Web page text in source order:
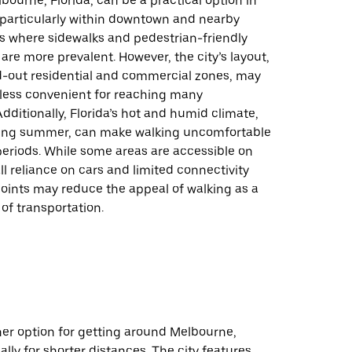
within downtown and nearby
where sidewalks and pedestrian-friendly
more prevalent. However, the city’s layout,
out residential and commercial zones, may
convenient for reaching many
Florida’s hot and humid climate,
summer, can make walking uncomfortable
While some areas are accessible on
reliance on cars and limited connectivity
may reduce the appeal of walking as a
transportation.
option for getting around Melbourne,